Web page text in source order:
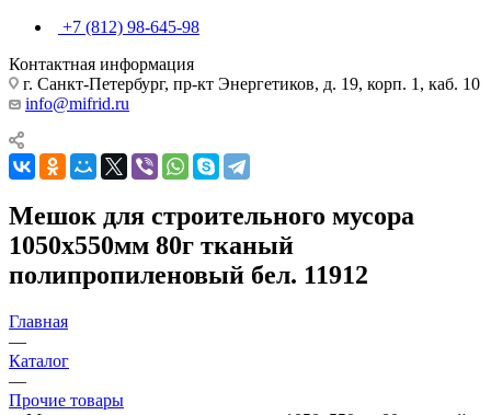
+7 (812) 98-645-98
Контактная информация
г. Санкт-Петербург, пр-кт Энергетиков, д. 19, корп. 1, каб. 10
info@mifrid.ru
Мешок для строительного мусора
1050х550мм 80г тканый
полипропиленовый бел. 11912
Главная
—
Каталог
—
Прочие товары